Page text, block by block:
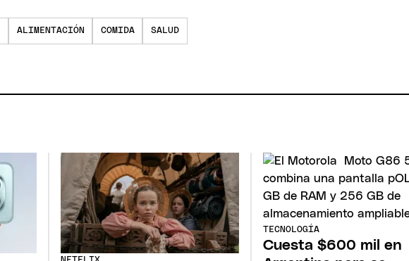
ALIMENTACIÓN COMIDA SALUD
TECNOLOGÍA
Cuesta $600 mil en